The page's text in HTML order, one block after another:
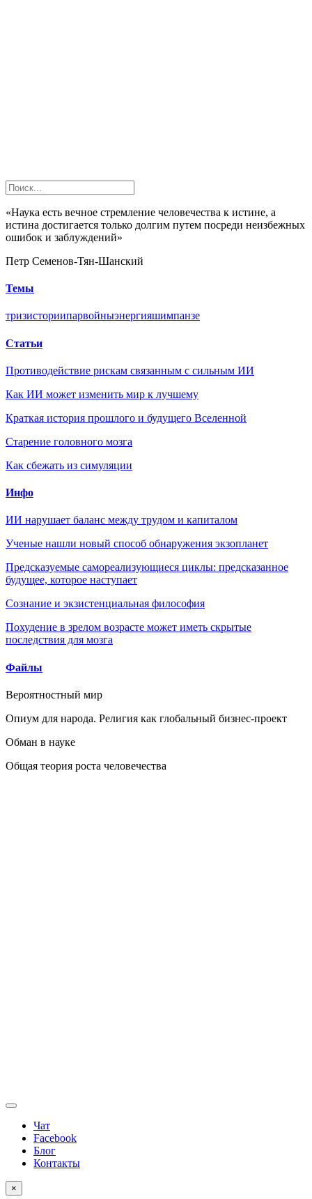
«Наука есть вечное стремление человечества к истине, а
истина достигается только долгим путем посреди неизбежных
ошибок и заблуждений»
Петр Семенов-Тян-Шанский
Темы
тризисториипарвойныэнергияшимпанзе
Статьи
Противодействие рискам связанным с сильным ИИ
Как ИИ может изменить мир к лучшему
Краткая история прошлого и будущего Вселенной
Старение головного мозга
Как сбежать из симуляции
Инфо
ИИ нарушает баланс между трудом и капиталом
Ученые нашли новый способ обнаружения экзопланет
Предсказуемые самореализующиеся циклы: предсказанное
будущее, которое наступает
Сознание и экзистенциальная философия
Похудение в зрелом возрасте может иметь скрытые
последствия для мозга
Файлы
Вероятностный мир
Опиум для народа. Религия как глобальный бизнес-проект
Обман в науке
Общая теория роста человечества
Чат
Facebook
Блог
Контакты
×